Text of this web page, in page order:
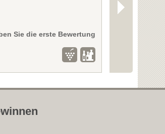
Sie die erste Bewertung
2225
Bezirk:
INFOS